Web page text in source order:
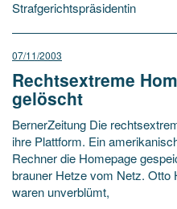
Strafgerichtspräsidentin
07/11/2003
Rechtsextreme
gelöscht
BernerZeitung Die
ihre Plattform. Ein
Rechner die Homepage
brauner Hetze vom Netz. Otto
waren unverblümt,